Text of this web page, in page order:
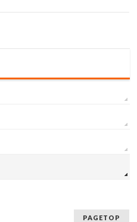
PAGETOP